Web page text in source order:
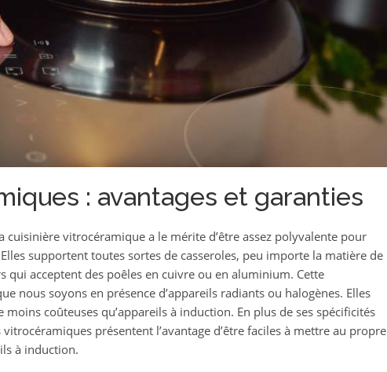
: avantages et garanties
cuisinière vitrocéramique a le mérite d’être assez polyvalente pour
supportent toutes sortes de casseroles, peu importe la matière de
qui acceptent des poêles en cuivre ou en aluminium. Cette
nous soyons en présence d’appareils radiants ou halogènes. Elles
moins coûteuses qu’appareils à induction. En plus de ses spécificités
présentent l’avantage d’être faciles à mettre au propre
à induction.